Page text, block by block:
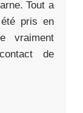
Tout a
pris en
vraiment
de